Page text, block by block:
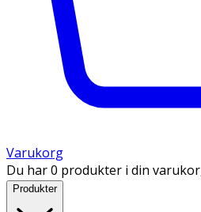
Varukorg
Du har 0 produkter i din
Produkter